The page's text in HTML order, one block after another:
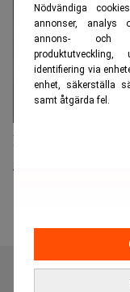
Nödvändiga
annonser, analys
annons- och
identifiering via
enhet, säkerställa
samt åtgärda fel.
Experten: